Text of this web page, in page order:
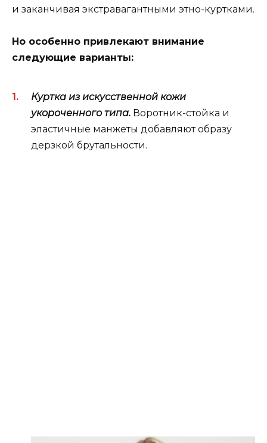
и заканчивая экстравагантными этно-куртками.
Но особенно привлекают внимание
следующие варианты:
Куртка из искусственной кожи
укороченного типа. Воротник-стойка и
эластичные манжеты добавляют образу
дерзкой брутальности.